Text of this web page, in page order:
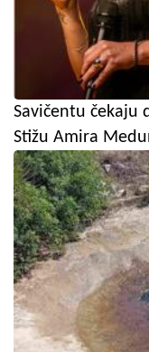
Savičentu čekaju
Stižu Amira